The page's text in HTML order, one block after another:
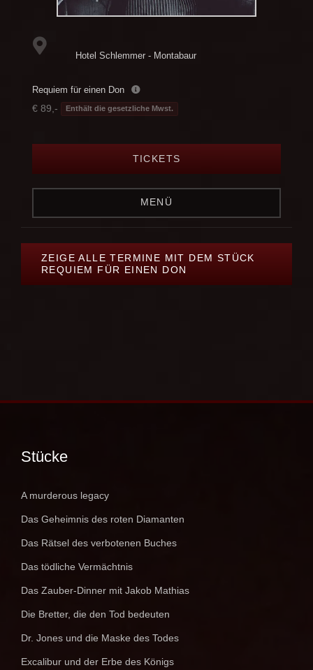
Hotel Schlemmer - Montabaur
Requiem für einen Don
€ 89,- Enthält die gesetzliche Mwst.
TICKETS
MENÜ
ZEIGE ALLE TERMINE MIT DEM STÜCK
REQUIEM FÜR EINEN DON
Stücke
A murderous legacy
Das Geheimnis des roten Diamanten
Das Rätsel des verbotenen Buches
Das tödliche Vermächtnis
Das Zauber-Dinner mit Jakob Mathias
Die Bretter, die den Tod bedeuten
Dr. Jones und die Maske des Todes
Excalibur und der Erbe des Königs